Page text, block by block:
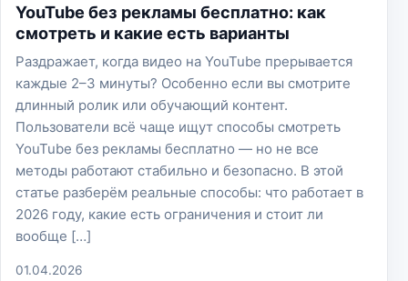
YouTube без рекламы бесплатно: как
смотреть и какие есть варианты
Раздражает, когда видео на YouTube прерывается
каждые 2–3 минуты? Особенно если вы смотрите
длинный ролик или обучающий контент.
Пользователи всё чаще ищут способы смотреть
YouTube без рекламы бесплатно — но не все
методы работают стабильно и безопасно. В этой
статье разберём реальные способы: что работает в
2026 году, какие есть ограничения и стоит ли
вообще […]
01.04.2026